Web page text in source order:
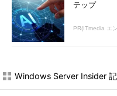
テップ
PR(ITmedia エ
Windows Server Insider